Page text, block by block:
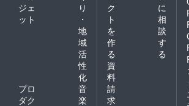
ジェ
ット
り
・
地
域
活
性
化
プロ
ダク
音
楽
ク
ト
を
作
る
に
相
談
す
る
資
料
請
求